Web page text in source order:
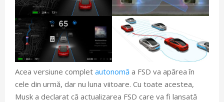
Acea versiune complet autonomă a FSD va apărea în
cele din urmă, dar nu luna viitoare. Cu toate acestea,
Musk a declarat că actualizarea FSD care va fi lansată